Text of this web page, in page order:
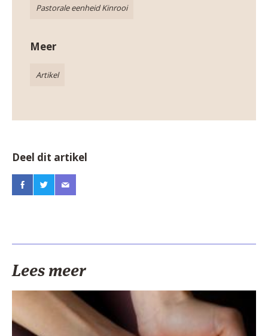
Pastorale eenheid Kinrooi
Meer
Artikel
Deel dit artikel
Lees meer